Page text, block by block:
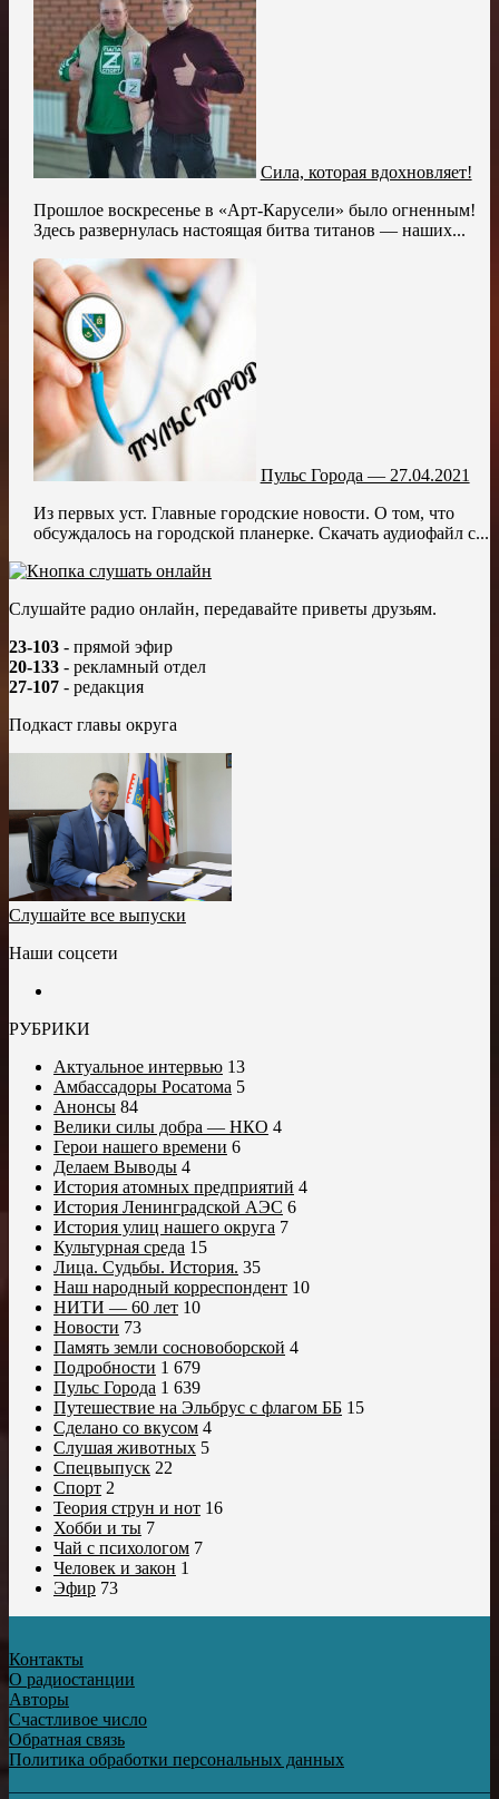
Сила, которая вдохновляет!
Прошлое воскресенье в «Арт-Карусели» было огненным!
Здесь развернулась настоящая битва титанов — наших...
Пульс Города — 27.04.2021
Из первых уст. Главные городские новости. О том, что
обсуждалось на городской планерке. Скачать аудиофайл с...
Слушайте радио онлайн, передавайте приветы друзьям.
23-103 - прямой эфир
20-133 - рекламный отдел
27-107 - редакция
Подкаст главы округа
Слушайте все выпуски
Наши соцсети
РУБРИКИ
Актуальное интервью 13
Амбассадоры Росатома 5
Анонсы 84
Велики силы добра — НКО 4
Герои нашего времени 6
Делаем Выводы 4
История атомных предприятий 4
История Ленинградской АЭС 6
История улиц нашего округа 7
Культурная среда 15
Лица. Судьбы. История. 35
Наш народный корреспондент 10
НИТИ — 60 лет 10
Новости 73
Память земли сосновоборской 4
Подробности 1 679
Пульс Города 1 639
Путешествие на Эльбрус с флагом ББ 15
Сделано со вкусом 4
Слушая животных 5
Спецвыпуск 22
Спорт 2
Теория струн и нот 16
Хобби и ты 7
Чай с психологом 7
Человек и закон 1
Эфир 73
Контакты
О радиостанции
Авторы
Счастливое число
Обратная связь
Политика обработки персональных данных